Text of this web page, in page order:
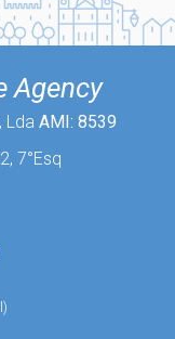
Agency
Lda AMI: 8539
7°Esq